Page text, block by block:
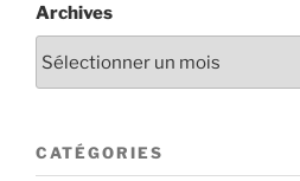
Archives
CATÉGORIES